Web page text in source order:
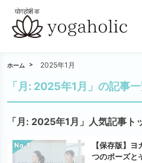
ホーム 2025年1月
「月: 2025年1月 」の記事
「月: 2025年1月 」人気記事ト
No.
【保存版】
つのポーズと